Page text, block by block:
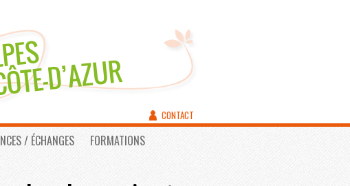
CONTACT
/ ÉCHANGES FORMATIONS